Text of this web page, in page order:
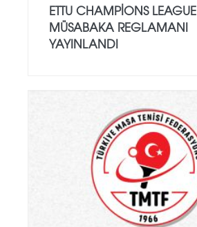
ETTU CHAMPIONS LEAGUE
MÜSABAKA REGLAMANI
YAYINLANDI